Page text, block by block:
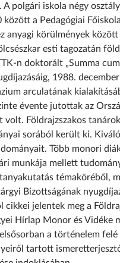
A polgári iskola négy
a Pedagógiai
anyagi körülmények
esti tagozatán
n doktorált „Summa
1988.
arculatának
évente jutottak az
Földrajzszakos
sorából került ki.
Több monori
munkája mellett
témaköréből,
Bizottságának
jelentek meg a
Hírlap Monor és Vidéke
a történelem
tartott